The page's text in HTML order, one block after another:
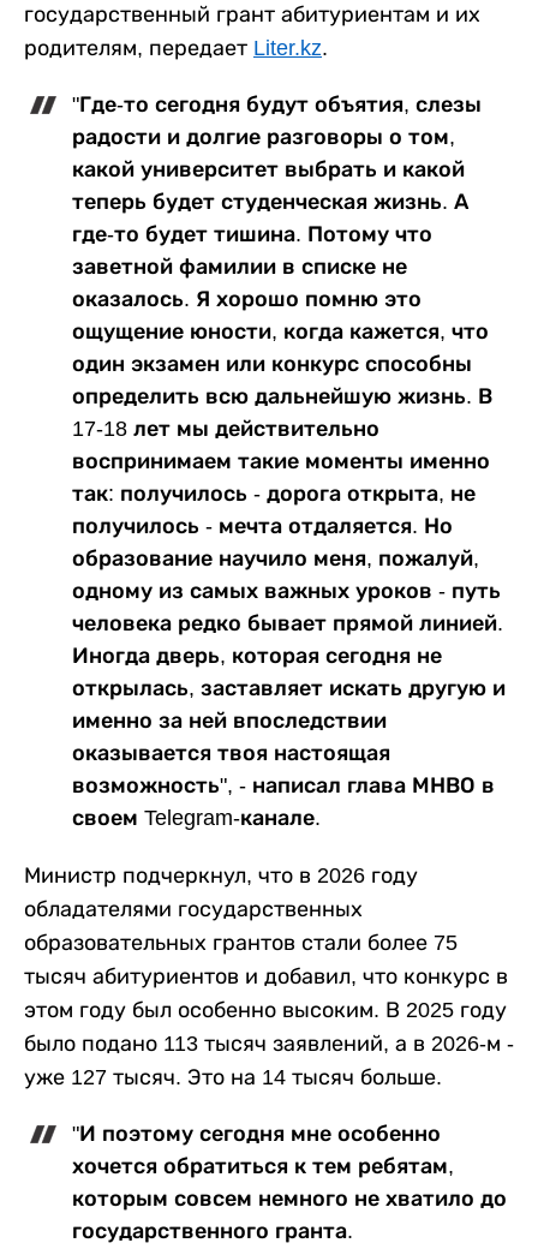
государственный грант абитуриентам и их
родителям, передает Liter.kz.
"Где-то сегодня будут объятия, слезы
радости и долгие разговоры о том,
какой университет выбрать и какой
теперь будет студенческая жизнь. А
где-то будет тишина. Потому что
заветной фамилии в списке не
оказалось. Я хорошо помню это
ощущение юности, когда кажется, что
один экзамен или конкурс способны
определить всю дальнейшую жизнь. В
17-18 лет мы действительно
воспринимаем такие моменты именно
так: получилось - дорога открыта, не
получилось - мечта отдаляется. Но
образование научило меня, пожалуй,
одному из самых важных уроков - путь
человека редко бывает прямой линией.
Иногда дверь, которая сегодня не
открылась, заставляет искать другую и
именно за ней впоследствии
оказывается твоя настоящая
возможность", - написал глава МНВО в
своем Telegram-канале.
Министр подчеркнул, что в 2026 году
обладателями государственных
образовательных грантов стали более 75
тысяч абитуриентов и добавил, что конкурс в
этом году был особенно высоким. В 2025 году
было подано 113 тысяч заявлений, а в 2026-м -
уже 127 тысяч. Это на 14 тысяч больше.
"И поэтому сегодня мне особенно
хочется обратиться к тем ребятам,
которым совсем немного не хватило до
государственного гранта.